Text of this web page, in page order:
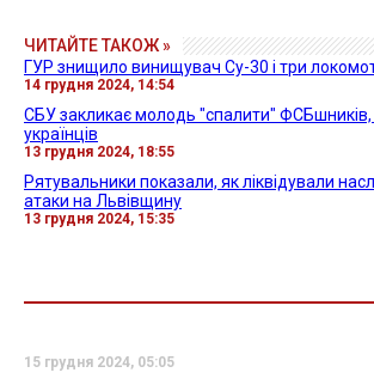
ЧИТАЙТЕ ТАКОЖ »
ГУР знищило винищувач Су-30 і три
14 грудня 2024, 14:54
СБУ закликає молодь "спалити" ФСБшників,
українців
13 грудня 2024, 18:55
Рятувальники показали, як ліквідували
атаки на Львівщину
13 грудня 2024, 15:35
15 грудня 2024, 05:05